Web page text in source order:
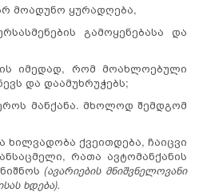
მოადუნო ყურადღება,
გამოყენებასა და
რომ მოახლოებული
და დაამუხრუჭებს;
მანქანა. მხოლოდ შემდგომ
ხილვადობა ქვეითდება, ჩაიცვი
რათა ავტომანქანის
(ავარიების მნიშვნელოვანი
ხდება).